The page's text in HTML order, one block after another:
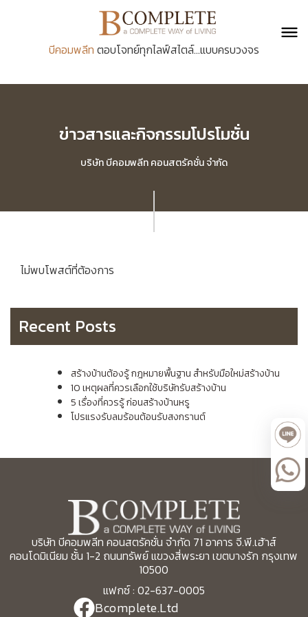
บีคอมพลีท ตอบโจทย์ทุกไลฟ์สไตล์...แบบครบวงจร
ข่าวสารและกิจกรรมโปรโมชั่น
บริษัท บีคอมพลีท คอนสตรัคชั่น จำกัด
ไม่พบโพสต์ที่ต้องการ
Recent Posts
สร้างบ้านต้องรู้ กฎหมายพื้นฐาน สำหรับมือใหม่สร้างบ้าน
10 เหตุผลที่ควรเลือกใช้บริษัทรับสร้างบ้าน
5 เรื่องที่ควรรู้ ก่อนสร้างบ้านหรู
โปรแรงรับลมร้อนต้อนรับสงกรานต์
บริษัท บีคอมพลีท คอนสตรัคชั่น จำกัด 71 อาคาร จี.พี.เฮ้าส์
คอนโดมิเนียม ชั้น 1-2 ถนนทรัพย์ แขวงสี่พระยา เขตบางรัก กรุงเทพ
10500
แฟกซ์ : 02-637-0005
Bcomplete.Ltd